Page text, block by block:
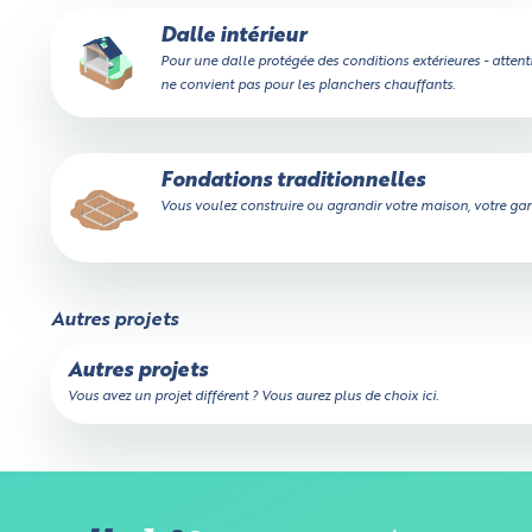
Dalle intérieur
Pour une dalle protégée des conditions extérieures -
ne convient pas pour les planchers chauffants.
Fondations traditionnelles
Vous voulez construire ou agrandir votre maison, votre
Autres projets
Autres projets
Vous avez un projet différent ? Vous aurez plus de choix ici.
Un peu de patience,
Sur
pas de